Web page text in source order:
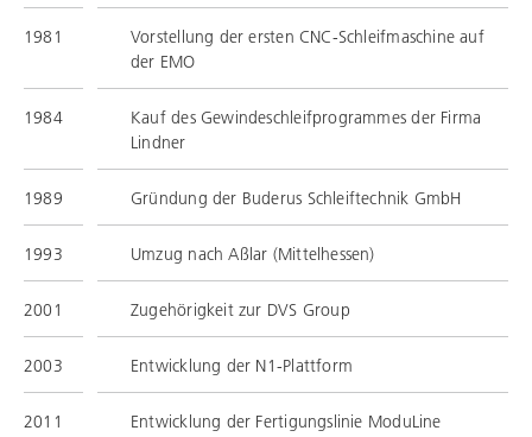
1981
Vorstellung der ersten CNC-Schleifmaschine auf
der EMO
1984
Kauf des Gewindeschleifprogrammes der Firma
Lindner
1989 Gründung der Buderus Schleiftechnik GmbH
1993 Umzug nach Aßlar (Mittelhessen)
2001 Zugehörigkeit zur DVS Group
2003 Entwicklung der N1-Plattform
2011 Entwicklung der Fertigungslinie ModuLine